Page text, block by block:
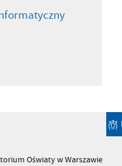
Oświaty w Warszawie